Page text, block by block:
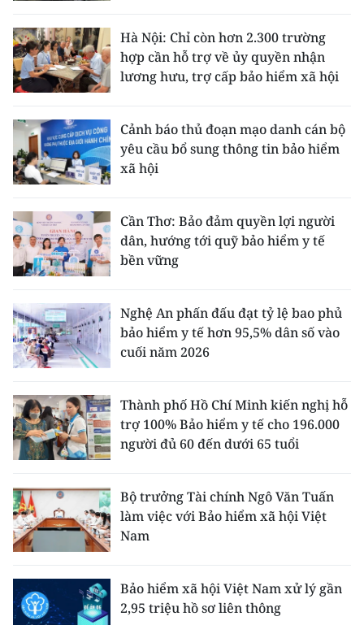
Hà Nội: Chỉ còn hơn 2.300 trường
hợp cần hỗ trợ về ủy quyền nhận
lương hưu, trợ cấp bảo hiểm xã hội
Cảnh báo thủ đoạn mạo danh cán bộ
yêu cầu bổ sung thông tin bảo hiểm
xã hội
Cần Thơ: Bảo đảm quyền lợi người
dân, hướng tới quỹ bảo hiểm y tế
bền vững
Nghệ An phấn đấu đạt tỷ lệ bao phủ
bảo hiểm y tế hơn 95,5% dân số vào
cuối năm 2026
Thành phố Hồ Chí Minh kiến nghị hỗ
trợ 100% Bảo hiểm y tế cho 196.000
người đủ 60 đến dưới 65 tuổi
Bộ trưởng Tài chính Ngô Văn Tuấn
làm việc với Bảo hiểm xã hội Việt
Nam
Bảo hiểm xã hội Việt Nam xử lý gần
2,95 triệu hồ sơ liên thông